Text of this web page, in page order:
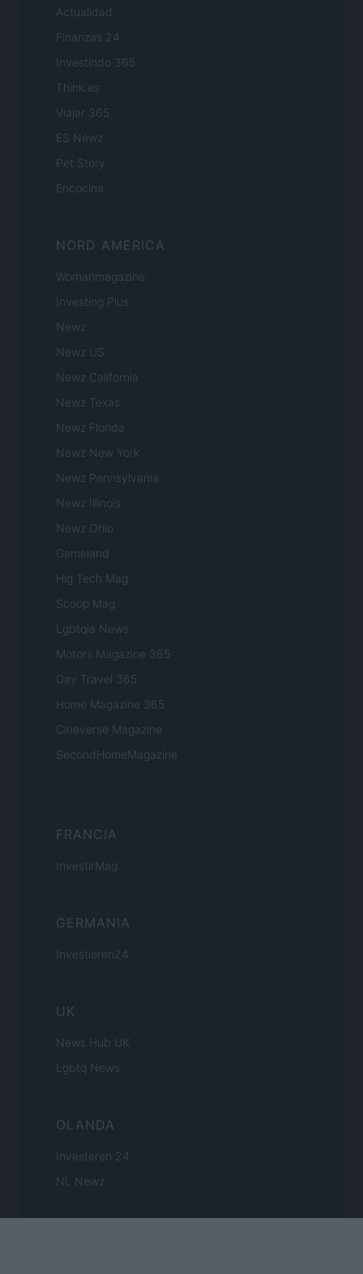
Actualidad
Finanzas 24
Investindo 365
Think.es
Viajar 365
ES Newz
Pet Story
Encocina
NORD AMERICA
Womanmagazine
Investing Plus
Newz
Newz US
Newz California
Newz Texas
Newz Florida
Newz New York
Newz Pennsylvania
Newz Illinois
Newz Ohio
Gameland
Hig Tech Mag
Scoop Mag
Lgbtqia News
Motors Magazine 365
Day Travel 365
Home Magazine 365
Cineverse Magazine
SecondHomeMagazine
FRANCIA
InvestirMag
GERMANIA
Investieren24
UK
News Hub UK
Lgbtq News
OLANDA
Investeren 24
NL Newz